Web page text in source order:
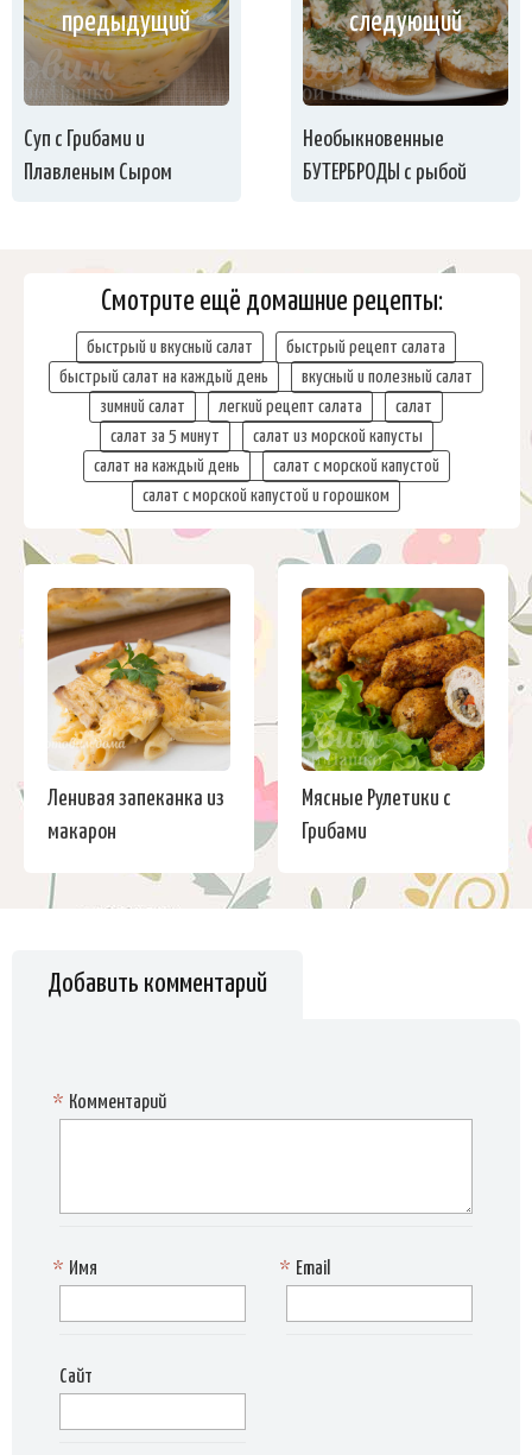
предыдущий
Суп с Грибами и
Плавленым Сыром
следующий
Необыкновенные
БУТЕРБРОДЫ с рыбой
Смотрите ещё домашние рецепты:
быстрый и вкусный салат
быстрый рецепт салата
быстрый салат на каждый день
вкусный и полезный салат
зимний салат
легкий рецепт салата
салат
салат за 5 минут
салат из морской капусты
салат на каждый день
салат с морской капустой
салат с морской капустой и горошком
Ленивая запеканка из
макарон
Мясные Рулетики с
Грибами
Добавить комментарий
Комментарий
*
Имя
* Email
*
Сайт